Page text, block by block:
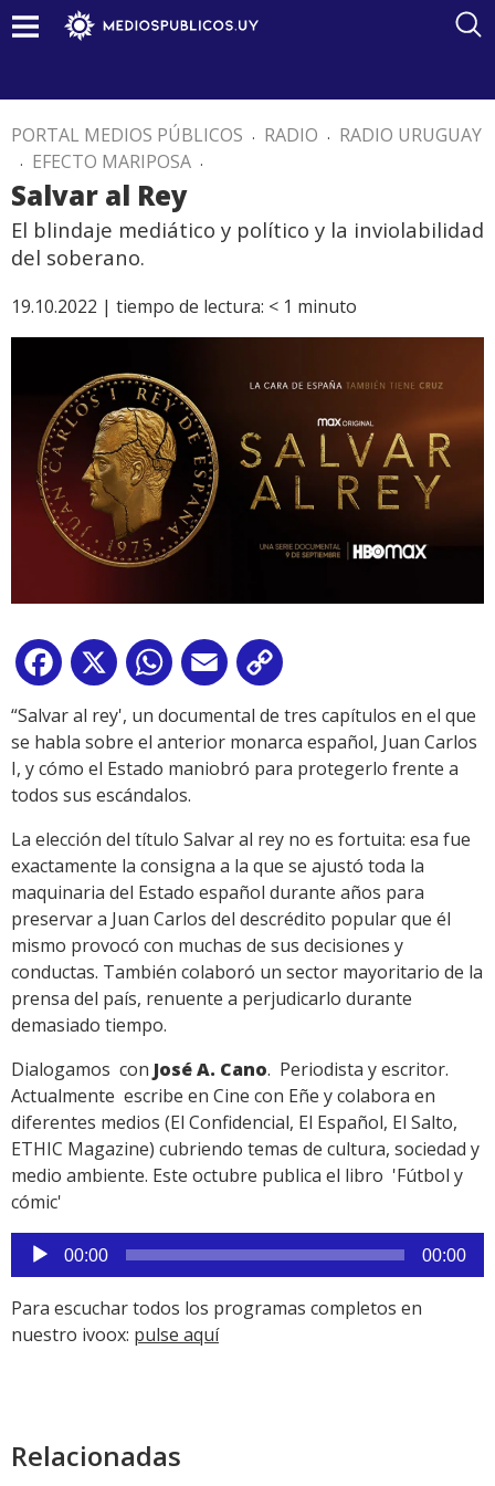
PORTAL MEDIOS PÚBLICOS . RADIO . RADIO URUGUAY
. EFECTO MARIPOSA .
Salvar al Rey
El blindaje mediático y político y la inviolabilidad
del soberano.
19.10.2022 | tiempo de lectura: < 1 minuto
Facebook
X WhatsApp
Email
Link
“Salvar al rey', un documental de tres capítulos en el que
se habla sobre el anterior monarca español, Juan Carlos
I, y cómo el Estado maniobró para protegerlo frente a
todos sus escándalos.
La elección del título Salvar al rey no es fortuita: esa fue
exactamente la consigna a la que se ajustó toda la
maquinaria del Estado español durante años para
preservar a Juan Carlos del descrédito popular que él
mismo provocó con muchas de sus decisiones y
conductas. También colaboró un sector mayoritario de la
prensa del país, renuente a perjudicarlo durante
demasiado tiempo.
Dialogamos con José A. Cano. Periodista y escritor.
Actualmente escribe en Cine con Eñe y colabora en
diferentes medios (El Confidencial, El Español, El Salto,
ETHIC Magazine) cubriendo temas de cultura, sociedad y
medio ambiente. Este octubre publica el libro 'Fútbol y
cómic'
Reproductor
de
audio
00:00 00:00
Para escuchar todos los programas completos en
nuestro ivoox: pulse aquí
Relacionadas